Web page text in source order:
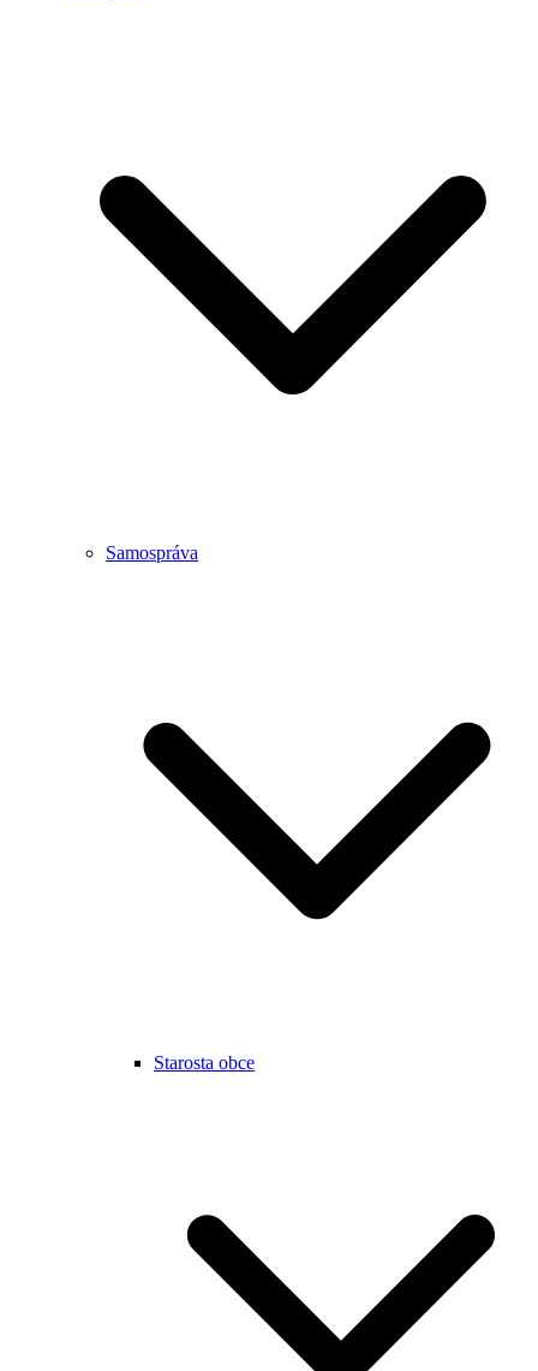
Samospráva
Starosta obce